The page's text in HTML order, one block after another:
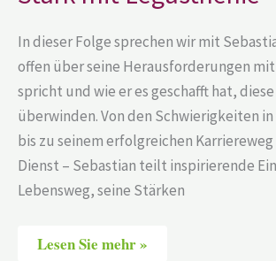
In dieser Folge sprechen wir mit
offen über seine Herausforderungen
spricht und wie er es geschafft hat,
überwinden. Von den Schwierigkeiten
bis zu seinem erfolgreichen
Dienst – Sebastian teilt inspirierende
Lebensweg, seine Stärken
Legasthenie
Lesen Sie mehr »